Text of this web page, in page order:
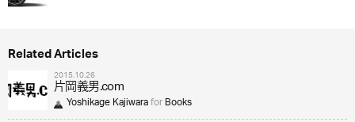
Related Articles
2015.10.26
片岡義男.com
Yoshikage KajiwaraforBooks